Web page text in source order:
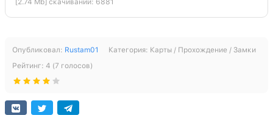
[2.74 Mb] скачиваний: 6881
Опубликовал: Rustam01 Категория: Карты / Прохождение / Замки
Рейтинг: 4 (7 голосов)